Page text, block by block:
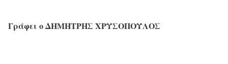
Γράφει οΔΗΜΗΤΡΗΣ ΧΡΥΣΟΠΟΥΛΟΣ